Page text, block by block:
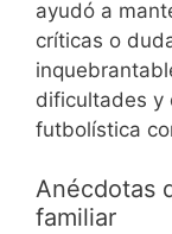
ayudó a
críticas o
dificultades y
futbolística
Anécdotas
familiar